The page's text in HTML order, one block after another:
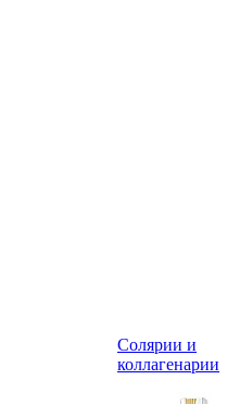
Солярии и
коллагенарии